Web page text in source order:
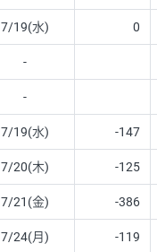
7/19(水) 0
-
-
7/19(水) -147
7/20(木) -125
7/21(金) -386
7/24(月) -119